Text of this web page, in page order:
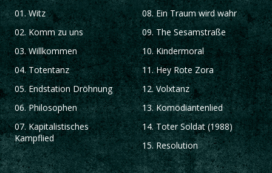
01. Witz
02. Komm zu uns
03. Willkommen
04. Totentanz
05. Endstation Dröhnung
06. Philosophen
07. Kapitalistisches
Kampflied
08. Ein Traum wird wahr
09. The Sesamstraße
10. Kindermoral
11. Hey Rote Zora
12. Volxtanz
13. Komödiantenlied
14. Toter Soldat (1988)
15. Resolution